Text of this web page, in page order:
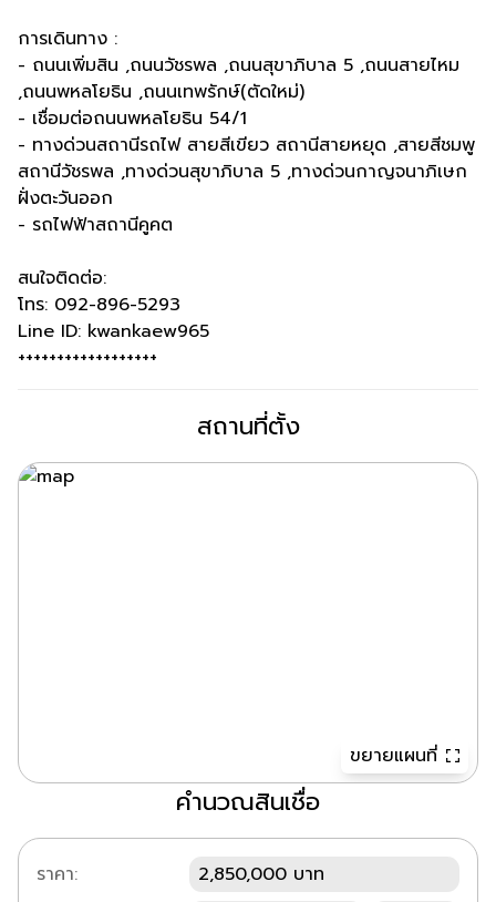
การเดินทาง :
- ถนนเพิ่มสิน ,ถนนวัชรพล ,ถนนสุขาภิบาล 5 ,ถนนสายไหม
,ถนนพหลโยธิน ,ถนนเทพรักษ์(ตัดใหม่)
- เชื่อมต่อถนนพหลโยธิน 54/1
- ทางด่วนสถานีรถไฟ สายสีเขียว สถานีสายหยุด ,สายสีชมพู
สถานีวัชรพล ,ทางด่วนสุขาภิบาล 5 ,ทางด่วนกาญจนาภิเษก
ฝั่งตะวันออก
- รถไฟฟ้าสถานีคูคต
สนใจติดต่อ:
โทร: 092-896-5293
Line ID: kwankaew965
++++++++++++++++++
สถานที่ตั้ง
ขยายแผนที่
คำนวณสินเชื่อ
ราคา: 2,850,000 บาท